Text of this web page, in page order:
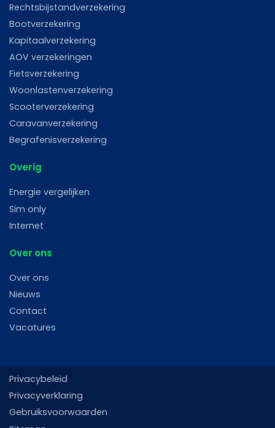
Rechtsbijstandverzekering
Bootverzekering
Kapitaalverzekering
AOV verzekeringen
Fietsverzekering
Woonlastenverzekering
Scooterverzekering
Caravanverzekering
Begrafenisverzekering
Overig
Energie vergelijken
Sim only
Internet
Over ons
Over ons
Nieuws
Contact
Vacatures
Privacybeleid
Privacyverklaring
Gebruiksvoorwaarden